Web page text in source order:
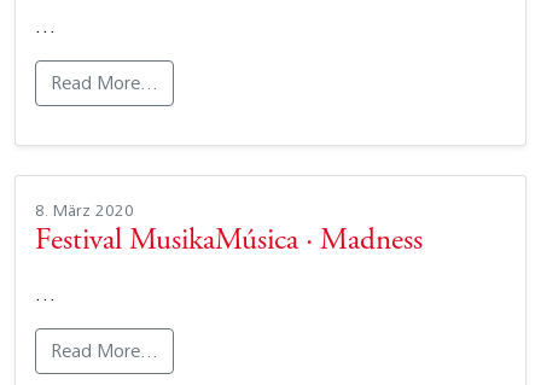
…
Read More…
8. März 2020
Festival MusikaMúsica · Madness
…
Read More…